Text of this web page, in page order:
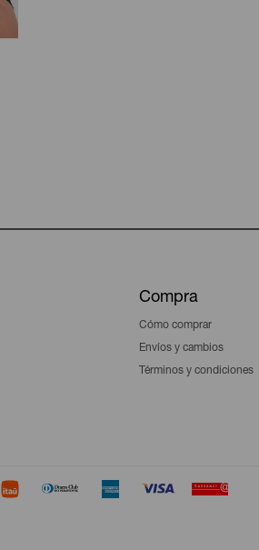
Compra
Cómo comprar
Envíos y cambios
Términos y condiciones